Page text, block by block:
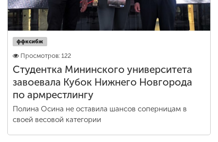
ффксибж
Просмотров: 122
Студентка Мининского университета
завоевала Кубок Нижнего Новгорода
по армрестлингу
Полина Осина не оставила шансов соперницам в
своей весовой категории